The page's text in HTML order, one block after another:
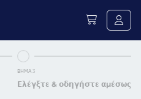
ΒΉΜΑ 3
Ελέγξτε & οδηγήστε αμέσως